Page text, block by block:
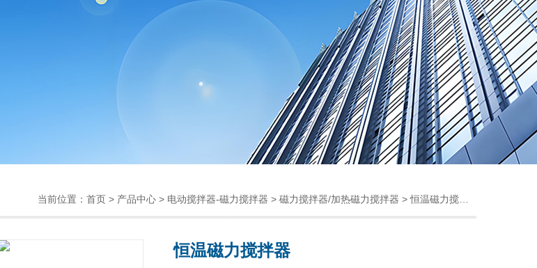
当前位置： 首页 > 产品中心 > 电动搅拌器-磁力搅拌器 > 磁力搅拌器/加热磁力搅拌器 > 恒温磁力搅拌器
恒温磁力搅拌器